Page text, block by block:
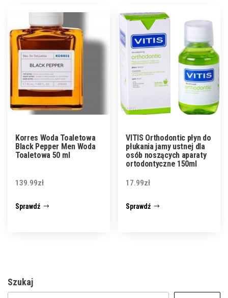
Korres Woda Toaletowa
Black Pepper Men Woda
Toaletowa 50 ml
139.99zł
Sprawdź
VITIS Orthodontic płyn do
płukania jamy ustnej dla
osób noszących aparaty
ortodontyczne 150ml
17.99zł
Sprawdź
Szukaj